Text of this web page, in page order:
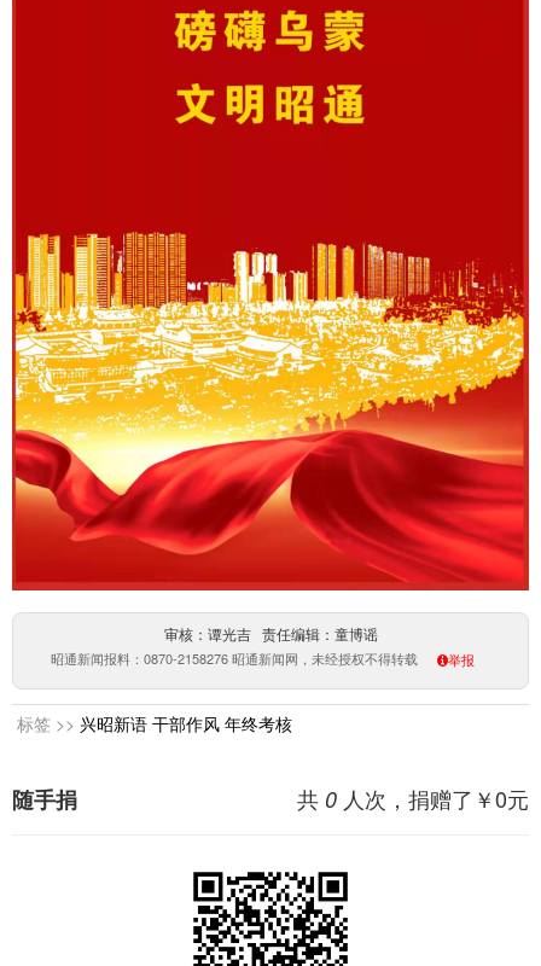
审核：谭光吉 责任编辑：童博谣
昭通新闻报料：0870-2158276 昭通新闻网，未经授权不得转载 举报
标签 >> 兴昭新语 干部作风 年终考核
共 0 人次，捐赠了￥0元
随手捐